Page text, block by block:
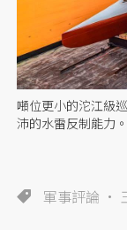
噸位更小的沱江級
沛的水雷反制能力
軍事評論